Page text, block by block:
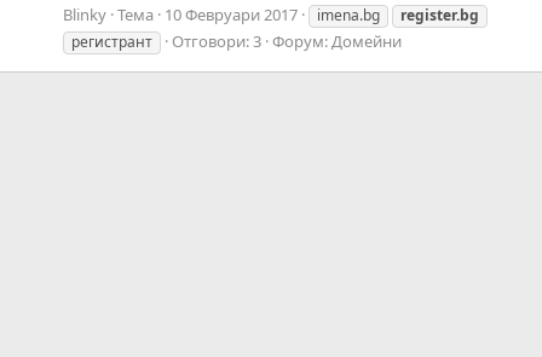
Blinky Тема 10 Февруари 2017 imena.bg
register.bg
регистрант
Отговори: 3 Форум:Домейни